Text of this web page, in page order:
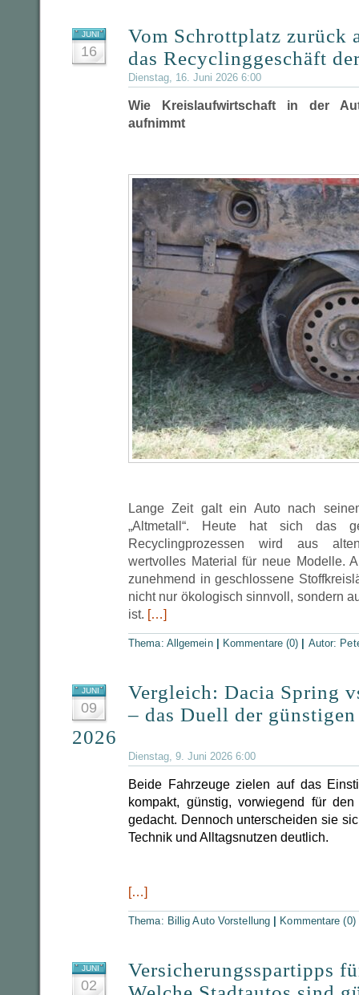
JUNI
16
Vom Schrottplatz zurück
das Recyclinggeschäft
Dienstag, 16. Juni 2026 6:00
Wie Kreislaufwirtschaft in der
aufnimmt
Lange Zeit galt ein Auto nach
„Altmetall“. Heute hat sich das
Recyclingprozessen wird aus
wertvolles Material für neue Modelle.
zunehmend in geschlossene
nicht nur ökologisch sinnvoll, sondern
ist. […]
Thema: Allgemein Kommentare (0) Autor:
JUNI
09
Vergleich: Dacia Spring
– das Duell der
2026
Dienstag, 9. Juni 2026 6:00
Beide Fahrzeuge zielen auf das
kompakt, günstig, vorwiegend für
gedacht. Dennoch unterscheiden sie
Technik und Alltagsnutzen deutlich.
[…]
Thema: Billig Auto Vorstellung Kommentare (0)
JUNI
02
Versicherungsspartipps